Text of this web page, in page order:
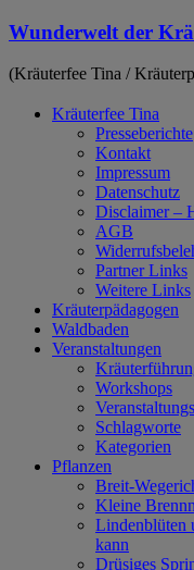
Zum
springen
Wunderwelt der
(Kräuterfee Tina /
Kräuterfee Tina
Presseberichte
Kontakt
Impressum
Datenschutz
Disclaimer –
AGB
Partner Links
Weitere Links
Kräuterpädagogen
Waldbaden
Veranstaltungen
Workshops
Schlagworte
Kategorien
Pflanzen
Breit-
Kleine
Lindenblüten
kann
Drüsiges